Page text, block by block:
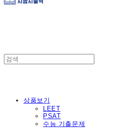
상품보기
LEET
PSAT
수능 기출문제